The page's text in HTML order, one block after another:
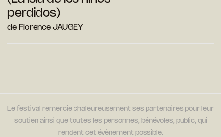
perdidos)
de Florence JAUGEY
Le festival remercie chaleureusement ses partenaires pour leur
soutien ainsi que toutes les personnes, bénévoles, public, qui
rendent cet évènement possible.